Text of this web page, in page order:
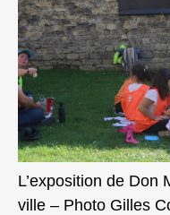
L’exposition de Don
ville – Photo Gilles